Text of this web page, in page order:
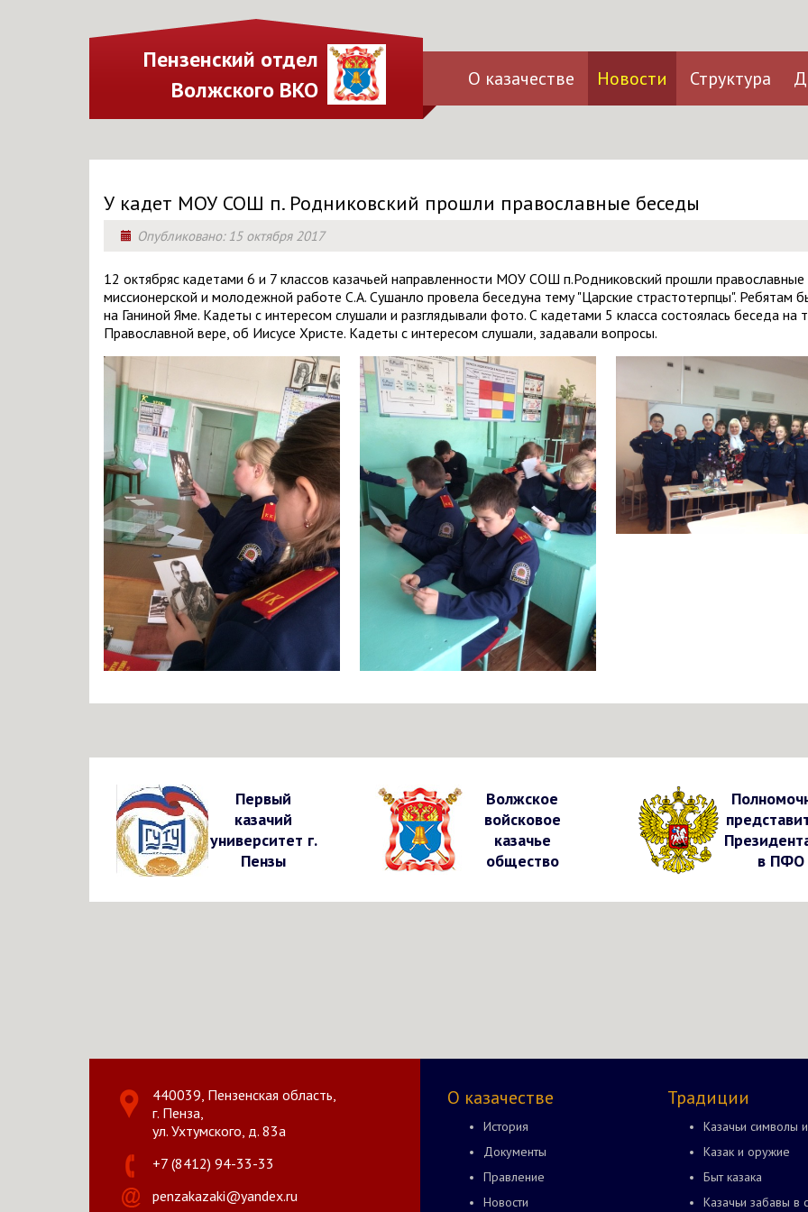
Пензенский отдел
Волжского ВКО
О казачестве Новости Структура
У кадет МОУ СОШ п. Родниковский прошли православные беседы
Опубликовано: 15 октября 2017
12 октябряс кадетами 6 и 7 классов казачьей направленности МОУ СОШ п.Родниковский прошли
миссионерской и молодежной работе С.А. Сушанло провела беседуна тему "Царские страстотерпцы". Ребятам
на Ганиной Яме. Кадеты с интересом слушали и разглядывали фото. С кадетами 5 класса состоялась беседа на
Православной вере, об Иисусе Христе. Кадеты с интересом слушали, задавали вопросы.
Первый
казачий
университет г.
Пензы
Волжское
войсковое
казачье
общество
в ПФО
440039, Пензенская область,
г. Пенза,
ул. Ухтумского, д. 83а
+7 (8412) 94-33-33
penzakazaki@yandex.ru
О казачестве
История
Документы
Правление
Новости
Традиции
Казачьи символы
Казак и оружие
Быт казака
Казачьи забавы в